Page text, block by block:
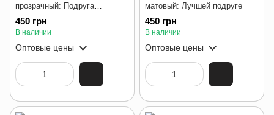
прозрачный: Подруга
прекрасна
450 грн
В наличии
Оптовые цены
матовый: Лучшей подруге
450 грн
В наличии
Оптовые цены